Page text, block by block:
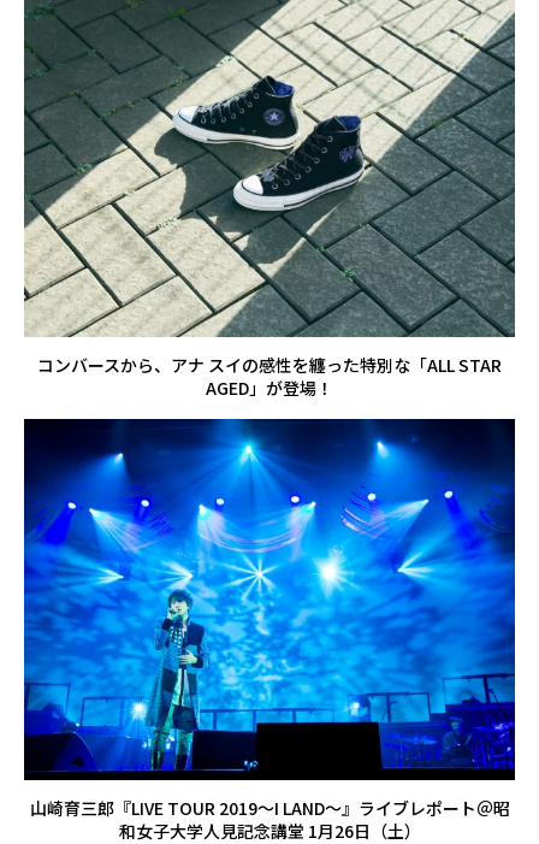
コンバースから、アナ スイの感性を纏った特別な「ALL STAR
AGED」が登場！
山崎育三郎『LIVE TOUR 2019～I LAND～』ライブレポート＠昭
和女子大学人見記念講堂 1月26日（土）